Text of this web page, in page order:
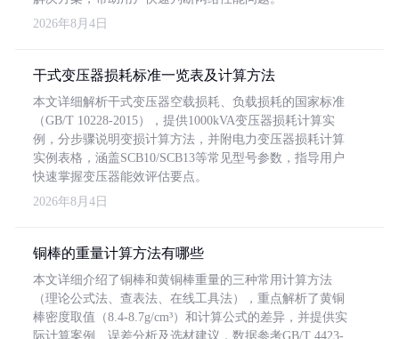
2026年8月4日
干式变压器损耗标准一览表及计算方法
本文详细解析干式变压器空载损耗、负载损耗的国家标准
（GB/T 10228-2015），提供1000kVA变压器损耗计算实
例，分步骤说明变损计算方法，并附电力变压器损耗计算
实例表格，涵盖SCB10/SCB13等常见型号参数，指导用户
快速掌握变压器能效评估要点。
2026年8月4日
铜棒的重量计算方法有哪些
本文详细介绍了铜棒和黄铜棒重量的三种常用计算方法
（理论公式法、查表法、在线工具法），重点解析了黄铜
棒密度取值（8.4-8.7g/cm³）和计算公式的差异，并提供实
际计算案例、误差分析及选材建议，数据参考GB/T 4423-